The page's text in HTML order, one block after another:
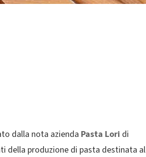
dalla nota azienda Pasta Lori di
della produzione di pasta destinata al